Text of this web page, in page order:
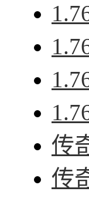
传
传